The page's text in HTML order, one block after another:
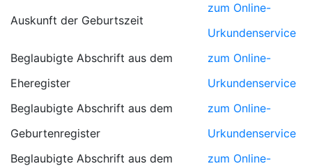
Auskunft der Geburtszeit
zum Online-
Urkundenservice
Beglaubigte Abschrift aus dem
Eheregister
zum Online-
Urkundenservice
Beglaubigte Abschrift aus dem
Geburtenregister
zum Online-
Urkundenservice
Beglaubigte Abschrift aus dem
zum Online-